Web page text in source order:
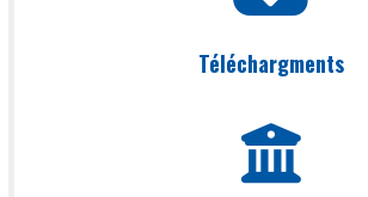
Téléchargments